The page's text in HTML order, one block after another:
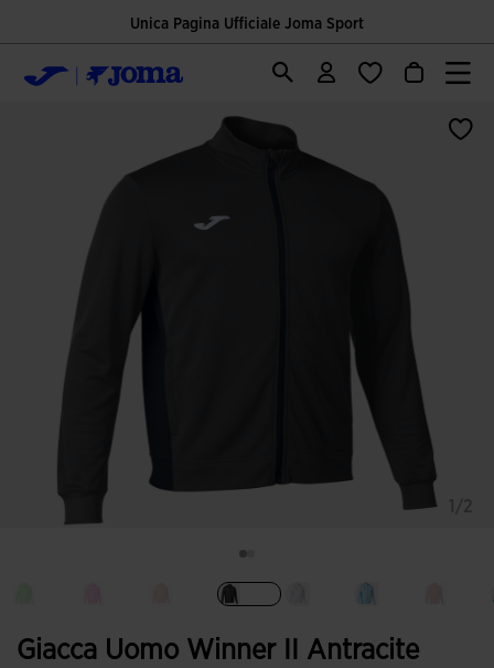
Unica Pagina Ufficiale Joma Sport
Giacca Uomo Winner II Antracite